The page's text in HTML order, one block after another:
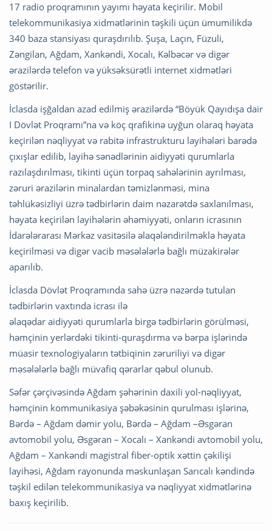
17 radio proqramının yayımı həyata keçirilir. Mobil
telekommunikasiya xidmətlərinin təşkili üçün ümumilikdə
340 baza stansiyası quraşdırılıb. Şuşa, Laçın, Füzuli,
Zəngilan, Ağdam, Xankəndi, Xocalı, Kəlbəcər və digər
ərazilərdə telefon və yüksəksürətli internet xidmətləri
göstərilir.
İclasda işğaldan azad edilmiş ərazilərdə “Böyük Qayıdışa dair
I Dövlət Proqramı”na və köç qrafikinə uyğun olaraq həyata
keçirilən nəqliyyat və rabitə infrastrukturu layihələri barədə
çıxışlar edilib, layihə sənədlərinin aidiyyəti qurumlarla
razılaşdırılması, tikinti üçün torpaq sahələrinin ayrılması,
zəruri ərazilərin minalardan təmizlənməsi, mina
təhlükəsizliyi üzrə tədbirlərin daim nəzarətdə saxlanılması,
həyata keçirilən layihələrin əhəmiyyəti, onların icrasının
İdarələrarası Mərkəz vasitəsilə əlaqələndirilməklə həyata
keçirilməsi və digər vacib məsələlərlə bağlı müzakirələr
aparılıb.
İclasda Dövlət Proqramında sahə üzrə nəzərdə tutulan
tədbirlərin vaxtında icrası ilə
əlaqədar aidiyyəti qurumlarla birgə tədbirlərin görülməsi,
həmçinin yerlərdəki tikinti-quraşdırma və bərpa işlərində
müasir texnologiyaların tətbiqinin zəruriliyi və digər
məsələlərlə bağlı müvafiq qərarlar qəbul olunub.
Səfər çərçivəsində Ağdam şəhərinin daxili yol-nəqliyyat,
həmçinin kommunikasiya şəbəkəsinin qurulması işlərinə,
Bərdə – Ağdam dəmir yolu, Bərdə – Ağdam –Əsgəran
avtomobil yolu, Əsgəran – Xocalı – Xankəndi avtomobil yolu,
Ağdam – Xankəndi magistral fiber-optik xəttin çəkilişi
layihəsi, Ağdam rayonunda məskunlaşan Sarıcalı kəndində
təşkil edilən telekommunikasiya və nəqliyyat xidmətlərinə
baxış keçirilib.